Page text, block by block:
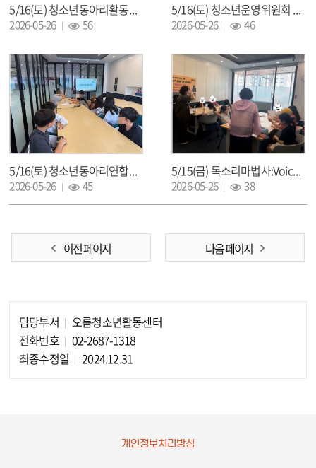
5/16(토) 청소년동아리활동지원사업 스타-K 5월 정기활동
2026-05-26 56
5/16(토) 청소년운영위원회 5월 정기회의
2026-05-26 46
5/16(토) 청소년동아리연합회[혜화] 5월 정기회의
2026-05-26 45
5/15(금) 목소리마법사:Voice UP 2회차
2026-05-26 38
이전 페이지 다음 페이지
담당부서
오름청소년활동센터
전화번호
02-2687-1318
최종수정일
2024.12.31
개인정보처리방침